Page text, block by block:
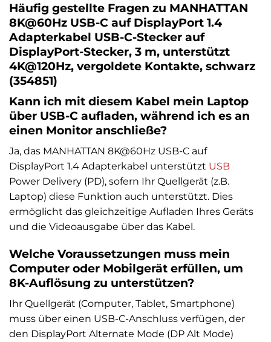
Häufig gestellte Fragen zu MANHATTAN
8K@60Hz USB-C auf DisplayPort 1.4
Adapterkabel USB-C-Stecker auf
DisplayPort-Stecker, 3 m, unterstützt
4K@120Hz, vergoldete Kontakte, schwarz
(354851)
Kann ich mit diesem Kabel mein Laptop
über USB-C aufladen, während ich es an
einen Monitor anschließe?
Ja, das MANHATTAN 8K@60Hz USB-C auf
DisplayPort 1.4 Adapterkabel unterstützt USB
Power Delivery (PD), sofern Ihr Quellgerät (z.B.
Laptop) diese Funktion auch unterstützt. Dies
ermöglicht das gleichzeitige Aufladen Ihres Geräts
und die Videoausgabe über das Kabel.
Welche Voraussetzungen muss mein
Computer oder Mobilgerät erfüllen, um
8K-Auflösung zu unterstützen?
Ihr Quellgerät (Computer, Tablet, Smartphone)
muss über einen USB-C-Anschluss verfügen, der
den DisplayPort Alternate Mode (DP Alt Mode)